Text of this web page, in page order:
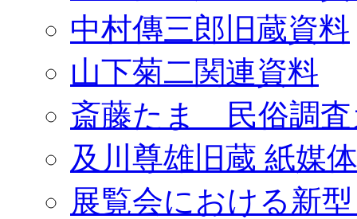
中村傳三郎旧蔵資料
山下菊二関連資料
斎藤たま 民俗調査
及川尊雄旧蔵 紙媒
展覧会における新